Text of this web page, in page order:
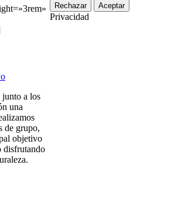
junto a los
una
de grupo,
objetivo
disfrutando
Rechazar Aceptar
Privacidad